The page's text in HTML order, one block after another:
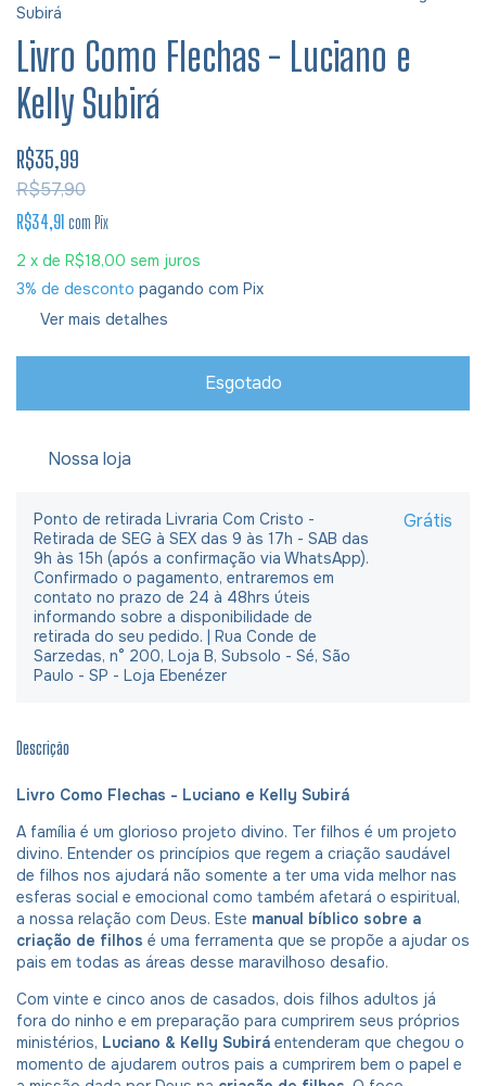
Subirá
Livro Como Flechas - Luciano e
Kelly Subirá
R$35,99
R$57,90
R$34,91 com Pix
2 x de R$18,00 sem juros
3% de desconto pagando com Pix
Ver mais detalhes
Nossa loja
Ponto de retirada Livraria Com Cristo -
Retirada de SEG à SEX das 9 às 17h - SAB das
9h às 15h (após a confirmação via WhatsApp).
Confirmado o pagamento, entraremos em
contato no prazo de 24 à 48hrs úteis
informando sobre a disponibilidade de
retirada do seu pedido. | Rua Conde de
Sarzedas, n° 200, Loja B, Subsolo - Sé, São
Paulo - SP - Loja Ebenézer
Grátis
Descrição
Livro Como Flechas - Luciano e Kelly Subirá
A família é um glorioso projeto divino. Ter filhos é um projeto
divino. Entender os princípios que regem a criação saudável
de filhos nos ajudará não somente a ter uma vida melhor nas
esferas social e emocional como também afetará o espiritual,
a nossa relação com Deus. Este manual bíblico sobre a
criação de filhos é uma ferramenta que se propõe a ajudar os
pais em todas as áreas desse maravilhoso desafio.
Com vinte e cinco anos de casados, dois filhos adultos já
fora do ninho e em preparação para cumprirem seus próprios
ministérios, Luciano & Kelly Subirá entenderam que chegou o
momento de ajudarem outros pais a cumprirem bem o papel e